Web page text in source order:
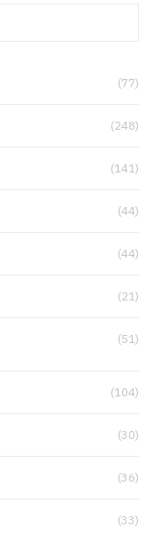
(77)
(248)
(141)
(44)
(44)
(21)
(51)
(104)
(30)
(36)
(33)